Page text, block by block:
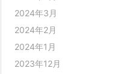
2024年3月
2024年2月
2024年1月
2023年12月